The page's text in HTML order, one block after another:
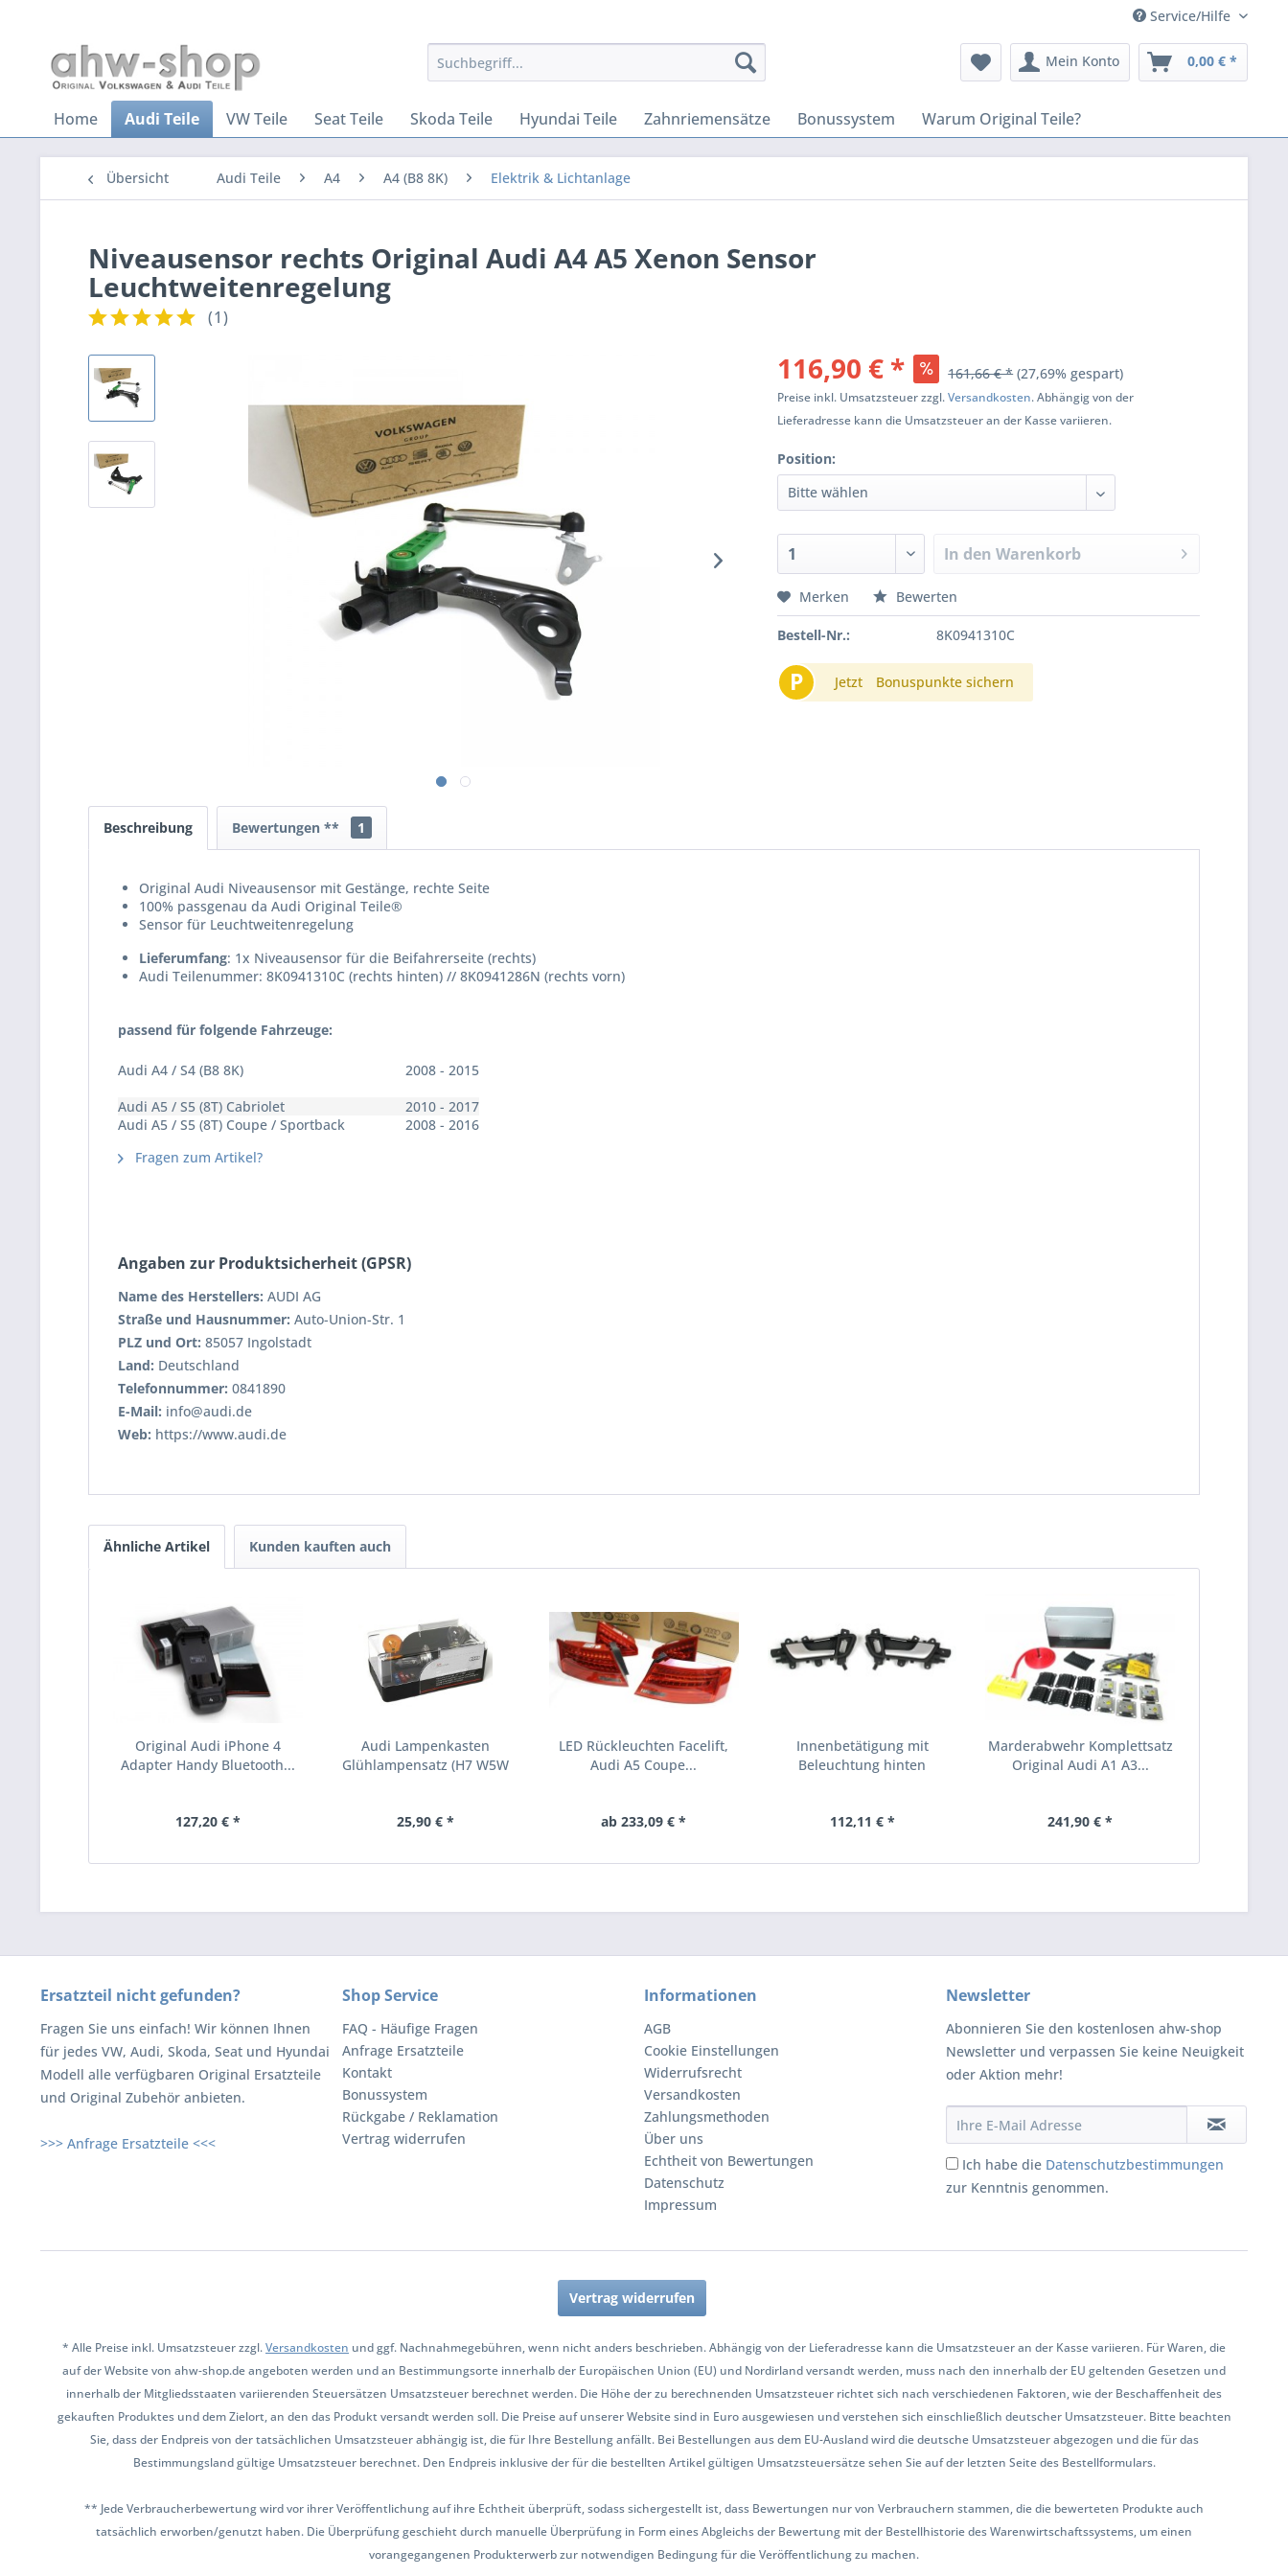
Service/Hilfe
Mein Konto 0,00 € *
Home Audi Teile VW Teile Seat Teile Skoda Teile Hyundai Teile Zahnriemensätze Bonussystem Warum Original Teile?
Übersicht Audi Teile A4 A4 (B8 8K) Elektrik & Lichtanlage
Niveausensor rechts Original Audi A4 A5 Xenon Sensor
Leuchtweitenregelung
(1)
116,90 € * 161,66 € * (27,69% gespart)
Preise inkl. Umsatzsteuer zzgl.Versandkosten. Abhängig von der
Lieferadresse kann die Umsatzsteuer an der Kasse variieren.
Position:
In den Warenkorb
Merken Bewerten
Bestell-Nr.: 8K0941310C
P Jetzt Bonuspunkte sichern
Beschreibung Bewertungen ** 1
Original Audi Niveausensor mit Gestänge, rechte Seite
100% passgenau da Audi Original Teile®
Sensor für Leuchtweitenregelung
Lieferumfang: 1x Niveausensor für die Beifahrerseite (rechts)
Audi Teilenummer: 8K0941310C (rechts hinten) // 8K0941286N (rechts vorn)
passend für folgende Fahrzeuge:
Audi A4 / S4 (B8 8K)
2008 - 2015
Audi A5 / S5 (8T) Cabriolet
2010 - 2017
Audi A5 / S5 (8T) Coupe / Sportback
2008 - 2016
Fragen zum Artikel?
Angaben zur Produktsicherheit (GPSR)
Name des Herstellers: AUDI AG
Straße und Hausnummer: Auto-Union-Str. 1
PLZ und Ort: 85057 Ingolstadt
Land: Deutschland
Telefonnummer: 0841890
E-Mail: info@audi.de
Web: https://www.audi.de
Ähnliche Artikel Kunden kauften auch
Original Audi iPhone 4
Adapter Handy Bluetooth...
127,20 € *
Audi Lampenkasten
Glühlampensatz (H7 W5W
25,90 € *
LED Rückleuchten Facelift,
Audi A5 Coupe...
ab 233,09 € *
Innenbetätigung mit
Beleuchtung hinten
112,11 € *
Marderabwehr Komplettsatz
Original Audi A1 A3...
241,90 € *
Ersatzteil nicht gefunden?
Fragen Sie uns einfach! Wir können Ihnen
für jedes VW, Audi, Skoda, Seat und Hyundai
Modell alle verfügbaren Original Ersatzteile
und Original Zubehör anbieten.
>>> Anfrage Ersatzteile <<<
Shop Service
FAQ - Häufige Fragen
Anfrage Ersatzteile
Kontakt
Bonussystem
Rückgabe / Reklamation
Vertrag widerrufen
Informationen
AGB
Cookie Einstellungen
Widerrufsrecht
Versandkosten
Zahlungsmethoden
Über uns
Echtheit von Bewertungen
Datenschutz
Impressum
Newsletter
Abonnieren Sie den kostenlosen ahw-shop
Newsletter und verpassen Sie keine Neuigkeit
oder Aktion mehr!
Ich habe die Datenschutzbestimmungen
zur Kenntnis genommen.
Vertrag widerrufen
* Alle Preise inkl. Umsatzsteuer zzgl.Versandkosten und ggf. Nachnahmegebühren, wenn nicht anders beschrieben. Abhängig von der Lieferadresse kann die Umsatzsteuer an der Kasse variieren. Für Waren, die
auf der Website von ahw-shop.de angeboten werden und an Bestimmungsorte innerhalb der Europäischen Union (EU) und Nordirland versandt werden, muss nach den innerhalb der EU geltenden Gesetzen und
innerhalb der Mitgliedsstaaten variierenden Steuersätzen Umsatzsteuer berechnet werden. Die Höhe der zu berechnenden Umsatzsteuer richtet sich nach verschiedenen Faktoren, wie der Beschaffenheit des
gekauften Produktes und dem Zielort, an den das Produkt versandt werden soll. Die Preise auf unserer Website sind in Euro ausgewiesen und verstehen sich einschließlich deutscher Umsatzsteuer. Bitte beachten
Sie, dass der Endpreis von der tatsächlichen Umsatzsteuer abhängig ist, die für Ihre Bestellung anfällt. Bei Bestellungen aus dem EU-Ausland wird die deutsche Umsatzsteuer abgezogen und die für das
Bestimmungsland gültige Umsatzsteuer berechnet. Den Endpreis inklusive der für die bestellten Artikel gültigen Umsatzsteuersätze sehen Sie auf der letzten Seite des Bestellformulars.
** Jede Verbraucherbewertung wird vor ihrer Veröffentlichung auf ihre Echtheit überprüft, sodass sichergestellt ist, dass Bewertungen nur von Verbrauchern stammen, die die bewerteten Produkte auch
tatsächlich erworben/genutzt haben. Die Überprüfung geschieht durch manuelle Überprüfung in Form eines Abgleichs der Bewertung mit der Bestellhistorie des Warenwirtschaftssystems, um einen
vorangegangenen Produkterwerb zur notwendigen Bedingung für die Veröffentlichung zu machen.